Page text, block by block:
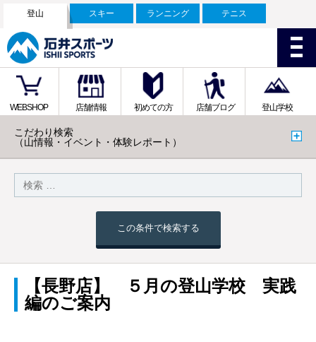
登山 スキー ランニング テニス
WEBSHOP 店舗情報 初めての方 店舗ブログ 登山学校
こだわり検索
（山情報・イベント・体験レポート）
この条件で検索する
【長野店】 ５月の登山学校 実践
編のご案内